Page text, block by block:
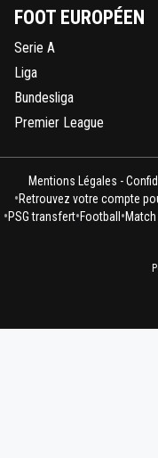
FOOT EUROPÉEN
Serie A
Liga
Bundesliga
Premier League
Mentions Légales -
•Retrouvez votre compte
•PSG transfert•Football •